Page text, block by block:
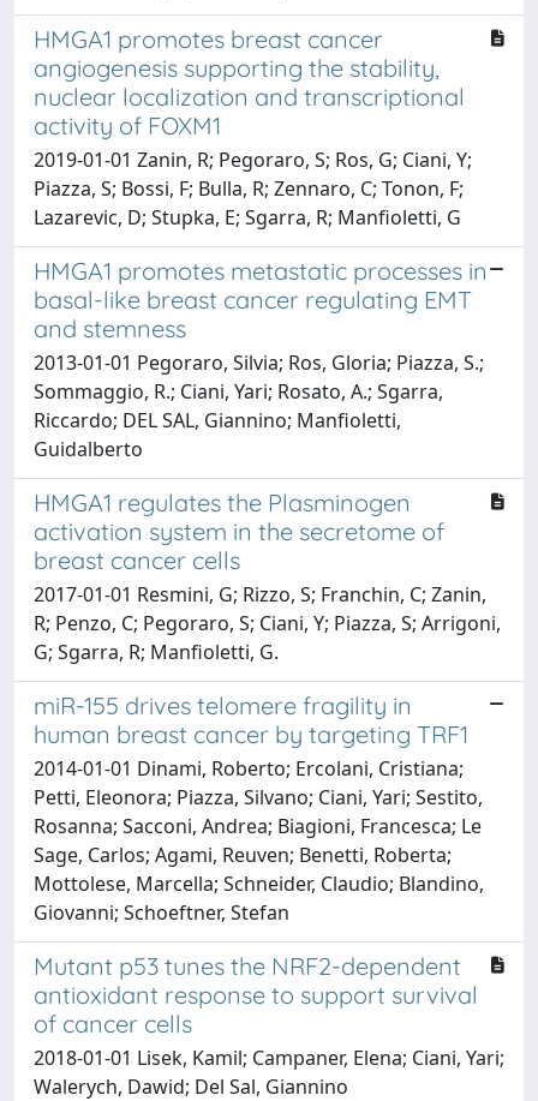
HMGA1 promotes breast cancer
angiogenesis supporting the stability,
nuclear localization and transcriptional
activity of FOXM1
2019-01-01 Zanin, R; Pegoraro, S; Ros, G; Ciani, Y;
Piazza, S; Bossi, F; Bulla, R; Zennaro, C; Tonon, F;
Lazarevic, D; Stupka, E; Sgarra, R; Manfioletti, G
HMGA1 promotes metastatic processes in
basal-like breast cancer regulating EMT
and stemness
2013-01-01 Pegoraro, Silvia; Ros, Gloria; Piazza, S.;
Sommaggio, R.; Ciani, Yari; Rosato, A.; Sgarra,
Riccardo; DEL SAL, Giannino; Manfioletti,
Guidalberto
HMGA1 regulates the Plasminogen
activation system in the secretome of
breast cancer cells
2017-01-01 Resmini, G; Rizzo, S; Franchin, C; Zanin,
R; Penzo, C; Pegoraro, S; Ciani, Y; Piazza, S; Arrigoni,
G; Sgarra, R; Manfioletti, G.
miR-155 drives telomere fragility in
human breast cancer by targeting TRF1
2014-01-01 Dinami, Roberto; Ercolani, Cristiana;
Petti, Eleonora; Piazza, Silvano; Ciani, Yari; Sestito,
Rosanna; Sacconi, Andrea; Biagioni, Francesca; Le
Sage, Carlos; Agami, Reuven; Benetti, Roberta;
Mottolese, Marcella; Schneider, Claudio; Blandino,
Giovanni; Schoeftner, Stefan
Mutant p53 tunes the NRF2-dependent
antioxidant response to support survival
of cancer cells
2018-01-01 Lisek, Kamil; Campaner, Elena; Ciani, Yari;
Walerych, Dawid; Del Sal, Giannino